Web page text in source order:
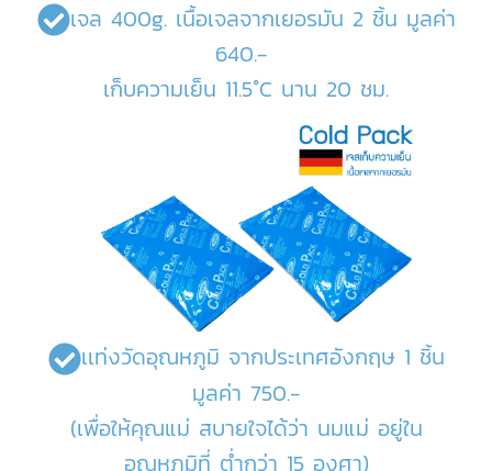
เจล 400g. เนื้อเจลจากเยอรมัน 2 ชิ้น มูลค่า
640.-
เก็บความเย็น 11.5°C นาน 20 ชม.
เเท่งวัดอุณหภูมิ จากประเทศอังกฤษ 1 ชิ้น
มูลค่า 750.-
(เพื่อให้คุณแม่ สบายใจได้ว่า นมแม่ อยู่ใน
อุณหภูมิที่ ต่ำกว่า 15 องศา)